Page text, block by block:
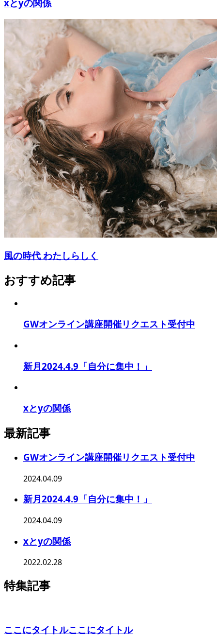
xとyの関係
風の時代 わたしらしく
おすすめ記事
GWオンライン講座開催リクエスト受付中
新月2024.4.9「自分に集中！」
xとyの関係
最新記事
GWオンライン講座開催リクエスト受付中
2024.04.09
新月2024.4.9「自分に集中！」
2024.04.09
xとyの関係
2022.02.28
特集記事
ここにタイトルここにタイトル